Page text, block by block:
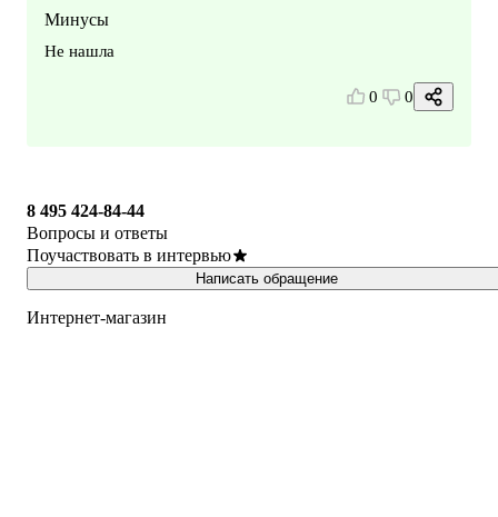
Минусы
Не нашла
0 0
8 495 424-84-44
Вопросы и ответы
Поучаствовать в интервью
Написать обращение
Интернет-магазин